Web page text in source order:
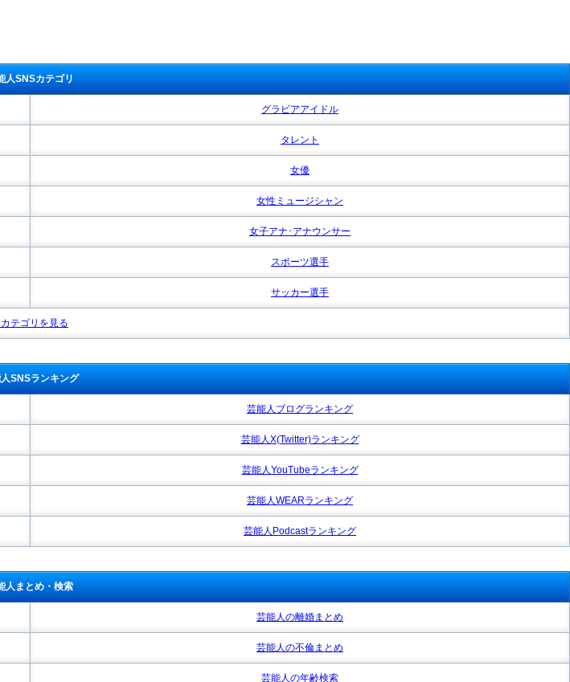
人SNSカテゴリ
グラビアアイドル
タレント
女優
女性ミュージシャン
女子アナ･アナウンサー
スポーツ選手
サッカー選手
テゴリを見る
SNSランキング
芸能人ブログランキング
芸能人X(Twitter)ランキング
芸能人YouTubeランキング
芸能人WEARランキング
芸能人Podcastランキング
人まとめ・検索
芸能人の離婚まとめ
芸能人の不倫まとめ
芸能人の年齢検索